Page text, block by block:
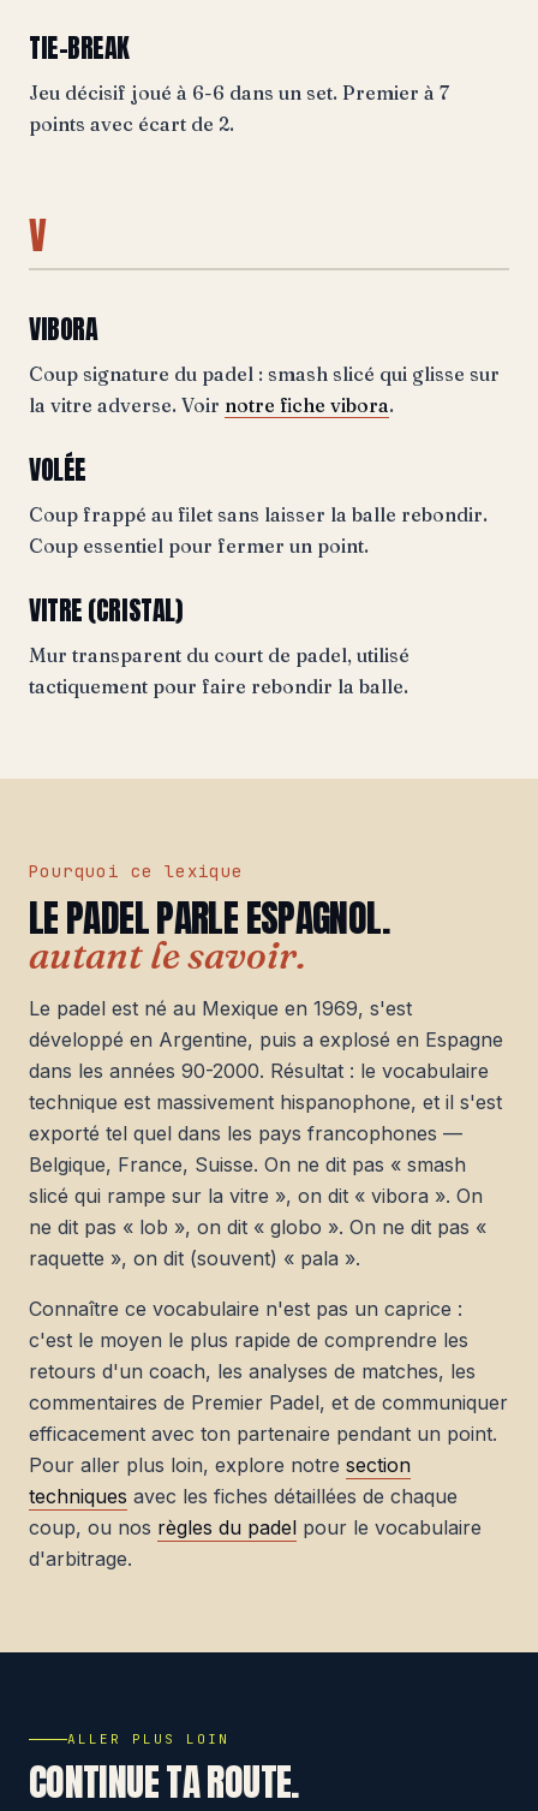
TIE-BREAK
Jeu décisif joué à 6-6 dans un set. Premier à 7
points avec écart de 2.
V
VIBORA
Coup signature du padel : smash slicé qui glisse sur
la vitre adverse. Voir notre fiche vibora.
VOLÉE
Coup frappé au filet sans laisser la balle rebondir.
Coup essentiel pour fermer un point.
VITRE (CRISTAL)
Mur transparent du court de padel, utilisé
tactiquement pour faire rebondir la balle.
Pourquoi ce lexique
LE PADEL PARLE ESPAGNOL.
autant le savoir.
Le padel est né au Mexique en 1969, s'est
développé en Argentine, puis a explosé en Espagne
dans les années 90-2000. Résultat : le vocabulaire
technique est massivement hispanophone, et il s'est
exporté tel quel dans les pays francophones —
Belgique, France, Suisse. On ne dit pas « smash
slicé qui rampe sur la vitre », on dit « vibora ». On
ne dit pas « lob », on dit « globo ». On ne dit pas «
raquette », on dit (souvent) « pala ».
Connaître ce vocabulaire n'est pas un caprice :
c'est le moyen le plus rapide de comprendre les
retours d'un coach, les analyses de matches, les
commentaires de Premier Padel, et de communiquer
efficacement avec ton partenaire pendant un point.
Pour aller plus loin, explore notre section
techniques avec les fiches détaillées de chaque
coup, ou nos règles du padel pour le vocabulaire
d'arbitrage.
ALLER PLUS LOIN
CONTINUE TA ROUTE.